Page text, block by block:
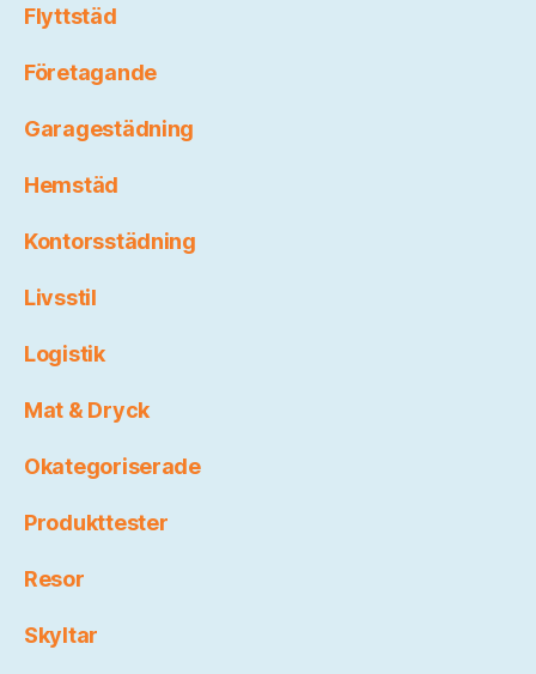
Flyttstäd
Företagande
Garagestädning
Hemstäd
Kontorsstädning
Livsstil
Logistik
Mat & Dryck
Okategoriserade
Produkttester
Resor
Skyltar